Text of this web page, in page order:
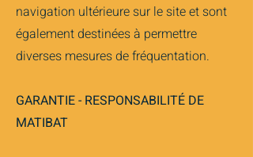
navigation ultérieure sur le site et sont
également destinées à permettre
diverses mesures de fréquentation.
GARANTIE - RESPONSABILITÉ DE
MATIBAT